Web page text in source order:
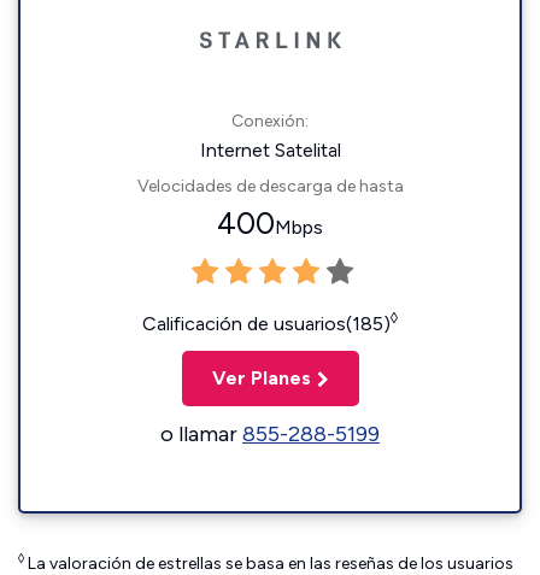
Conexión:
Internet Satelital
Velocidades de descarga de hasta
400Mbps
Calificación de usuarios(185)◊
Ver Planes
o llamar855-288-5199
◊ La valoración de estrellas se basa en las reseñas de los usuarios